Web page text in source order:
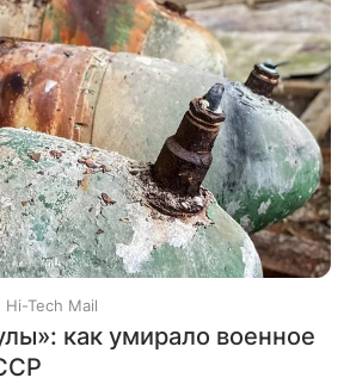
Hi-Tech Mail
как умирало военное